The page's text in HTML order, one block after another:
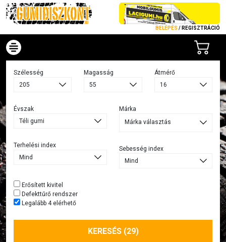
BELÉPÉS / REGISZTRÁCIÓ
Szélesség Magasság Átmérő
Évszak
Terhelési index
Márka
Márka választás
Sebesség index
Erősített kivitel
Defekttűrő rendszer
Legalább 4 elérhető
KERESÉS (29)